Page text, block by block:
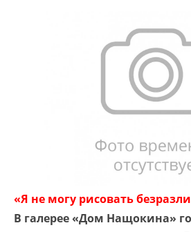
«Я не могу рисовать
В галерее «Дом Нащокина»